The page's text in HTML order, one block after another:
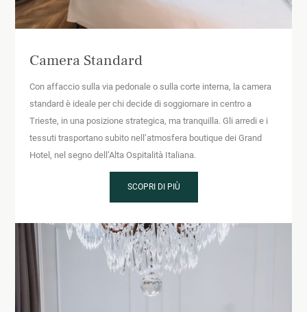
Camera Standard
Con affaccio sulla via pedonale o sulla corte interna, la camera
standard è ideale per chi decide di soggiornare in centro a
Trieste, in una posizione strategica, ma tranquilla. Gli arredi e i
tessuti trasportano subito nell’atmosfera boutique dei Grand
Hotel, nel segno dell’Alta Ospitalità Italiana.
SCOPRI DI PIÙ